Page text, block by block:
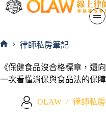
律師私房筆記
《保健食品沒合格標章，還
一次看懂消保與食品法的保障
OLAW 律師私